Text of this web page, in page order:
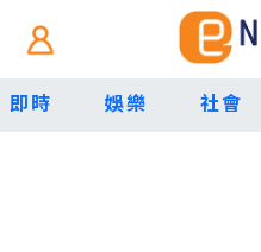
即時 娛樂 社會